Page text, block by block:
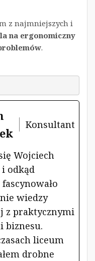
z najmniejszych i
na ergonomiczny
.
Konsultant
Wojciech
odkąd
wiedzy
z praktycznymi
biznesu.
liceum
drobne